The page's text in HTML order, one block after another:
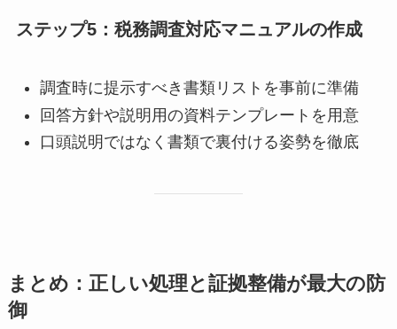
ステップ5：税務調査対応マニュアルの作成
調査時に提示すべき書類リストを事前に準備
回答方針や説明用の資料テンプレートを用意
口頭説明ではなく書類で裏付ける姿勢を徹底
まとめ：正しい処理と証拠整備が最大の防
御